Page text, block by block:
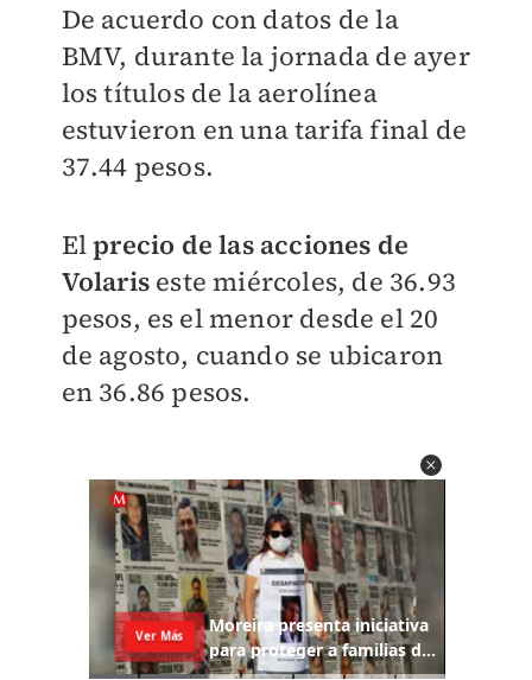
De acuerdo con datos de la
BMV, durante la jornada de ayer
los títulos de la aerolínea
estuvieron en una tarifa final de
37.44 pesos.
Elprecio de las acciones de
Volaris este miércoles, de 36.93
pesos, es el menor desde el 20
de agosto, cuando se ubicaron
en 36.86 pesos.